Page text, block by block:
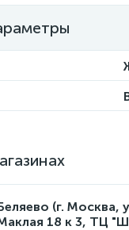
(г. Москва,
18 к 3, ТЦ